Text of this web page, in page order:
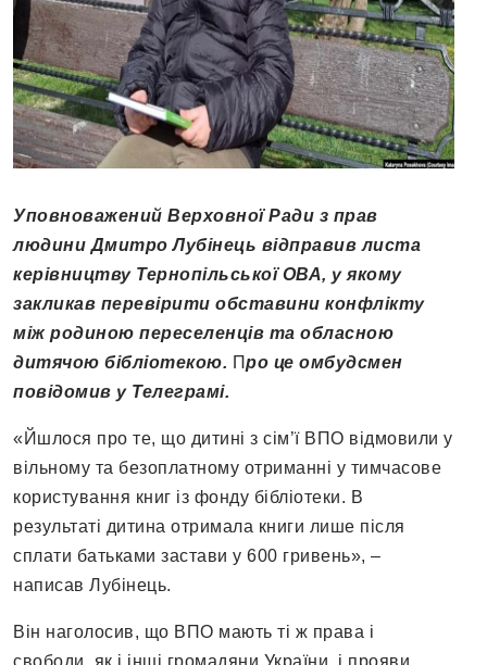
Уповноважений Верховної Ради з прав
людини Дмитро Лубінець відправив листа
керівництву Тернопільської ОВА, у якому
закликав перевірити обставини конфлікту
між родиною переселенців та обласною
дитячою бібліотекою. Про це омбудсмен
повідомив у Телеграмі.
«Йшлося про те, що дитині з сім’ї ВПО відмовили у
вільному та безоплатному отриманні у тимчасове
користування книг із фонду бібліотеки. В
результаті дитина отримала книги лише після
сплати батьками застави у 600 гривень», –
написав Лубінець.
Він наголосив, що ВПО мають ті ж права і